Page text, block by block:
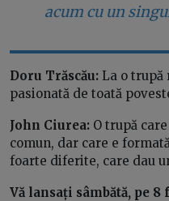
acum cu un
Doru Trăscău: La o trupă
pasionată de toată
John Ciurea: O trupă
comun, dar care e
foarte diferite, care dau
Vă lansați sâmbătă, pe